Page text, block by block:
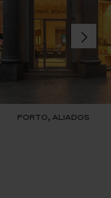
PORTO, ALIADOS